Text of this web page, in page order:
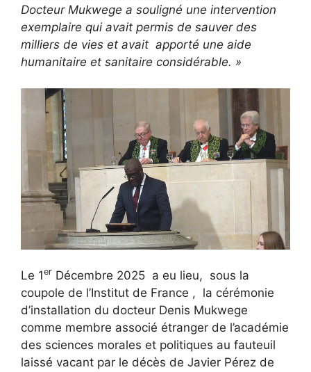
Docteur Mukwege a souligné une intervention
exemplaire qui avait permis de sauver des
milliers de vies et avait apporté une aide
humanitaire et sanitaire considérable. »
Le 1er Décembre 2025 a eu lieu, sous la
coupole de l’Institut de France , la cérémonie
d’installation du docteur Denis Mukwege
comme membre associé étranger de l’académie
des sciences morales et politiques au fauteuil
laissé vacant par le décès de Javier Pérez de